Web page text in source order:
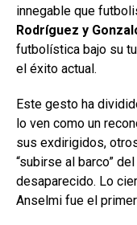
innegable que
Rodríguez y
futbolística bajo su
el éxito actual.
Este gesto ha
lo ven como un
sus exdirigidos,
“subirse al barco”
desaparecido. Lo
Anselmi fue el